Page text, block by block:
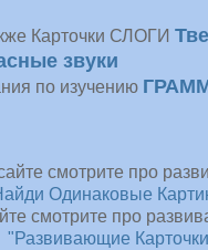
Карточки СЛОГИ
звуки
по изучению
смотрите про
Одинаковые
смотрите про
"Развивающие